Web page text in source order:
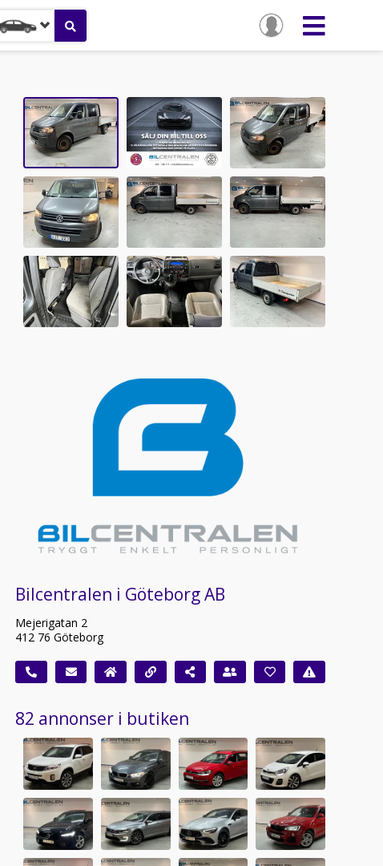
Bilcentralen i Göteborg AB
Mejerigatan 2
412 76 Göteborg
82 annonser i butiken